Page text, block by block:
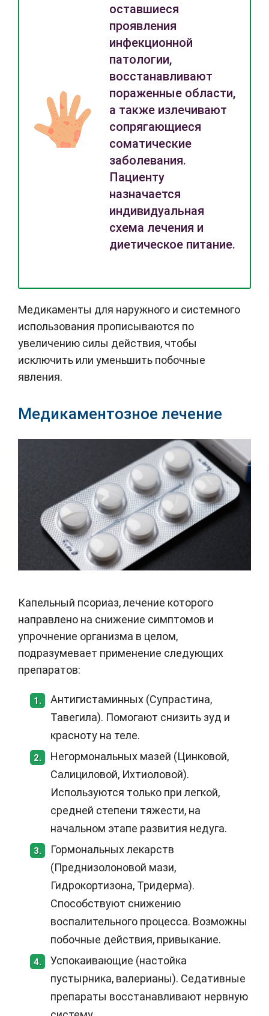
оставшиеся
проявления
инфекционной
патологии,
восстанавливают
пораженные области,
а также излечивают
сопрягающиеся
соматические
заболевания.
Пациенту
назначается
индивидуальная
схема лечения и
диетическое питание.
Медикаменты для наружного и системного
использования прописываются по
увеличению силы действия, чтобы
исключить или уменьшить побочные
явления.
Медикаментозное лечение
Капельный псориаз, лечение которого
направлено на снижение симптомов и
упрочнение организма в целом,
подразумевает применение следующих
препаратов:
1.
Антигистаминных (Супрастина,
Тавегила). Помогают снизить зуд и
красноту на теле.
2.
Негормональных мазей (Цинковой,
Салициловой, Ихтиоловой).
Используются только при легкой,
средней степени тяжести, на
начальном этапе развития недуга.
3.
Гормональных лекарств
(Преднизолоновой мази,
Гидрокортизона, Тридерма).
Способствуют снижению
воспалительного процесса. Возможны
побочные действия, привыкание.
4.
Успокаивающие (настойка
пустырника, валерианы). Седативные
препараты восстанавливают нервную